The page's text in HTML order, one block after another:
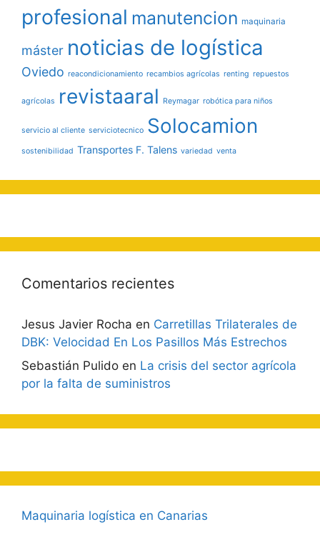
profesional manutencion maquinaria
máster noticias de logística
Oviedo reacondicionamiento recambios agrícolas renting repuestos
agrícolas revistaaral Reymagar robótica para niños
servicio al cliente serviciotecnico Solocamion
sostenibilidad Transportes F. Talens variedad venta
Comentarios recientes
Jesus Javier Rocha en Carretillas Trilaterales de
DBK: Velocidad En Los Pasillos Más Estrechos
Sebastián Pulido en La crisis del sector agrícola
por la falta de suministros
Maquinaria logística en Canarias